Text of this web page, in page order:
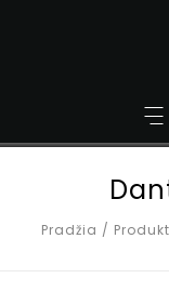
Pradžia /